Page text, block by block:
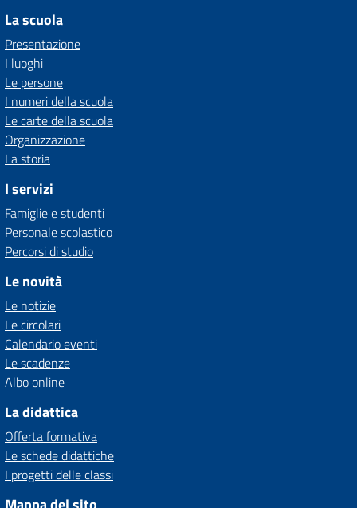
La scuola
Presentazione
I luoghi
Le persone
I numeri della scuola
Le carte della scuola
Organizzazione
La storia
I servizi
Famiglie e studenti
Personale scolastico
Percorsi di studio
Le novità
Le notizie
Le circolari
Calendario eventi
Le scadenze
Albo online
La didattica
Offerta formativa
Le schede didattiche
I progetti delle classi